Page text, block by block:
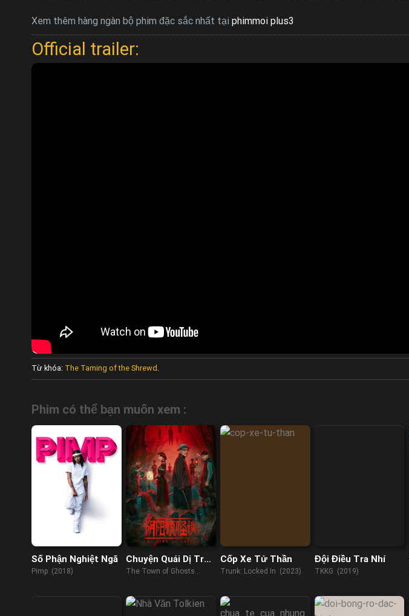
Xem thêm hàng ngàn bộ phim đặc sắc nhất tại phimmoi plus3
Official trailer:
Từ khóa: The Taming of the Shrewd
Phim có thể bạn muốn xem :
Số Phận Nghiệt Ngã
Pimp (2018)
Chuyện Quái Dị Trấn
Âm Dương
The Town of Ghosts
Cốp Xe Tử Thần
Trunk: Locked In (2023)
Đội Điều Tra Nhí
TKKG (2019)